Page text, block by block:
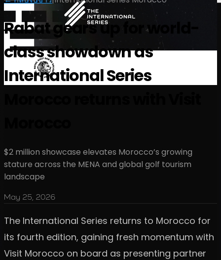
Rabat gears up for world-
class showdown as
International Series
$2 million showcase elevates Morocco’s growing
stature across the MENA and global golf tourism
landscape
May 25, 2026
The International Series returns to Morocco for
its fourth edition, gaining fresh momentum with
Visit Morocco on board as presenting partner